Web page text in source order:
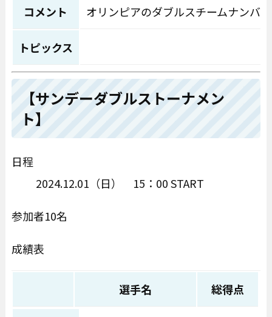
コメント オリンピアのダブルスチームナンバ
トピックス
【サンデーダブルストーナメン
ト】
日程
2024.12.01（日） 15：00 START
参加者10名
成績表
選手名 総得点